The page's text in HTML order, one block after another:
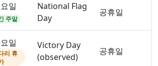
일
주말
National Flag
Day
공휴일
일
리 휴
Victory Day
(observed)
공휴일